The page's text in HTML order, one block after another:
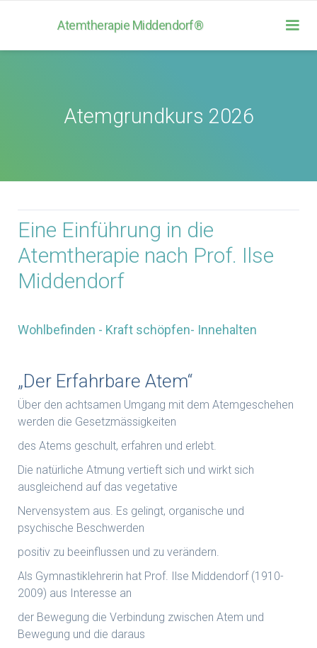
Atemtherapie Middendorf®
Atemgrundkurs 2026
Eine Einführung in die
Atemtherapie nach Prof. Ilse
Middendorf
Wohlbefinden - Kraft schöpfen- Innehalten
„Der Erfahrbare Atem“
Über den achtsamen Umgang mit dem Atemgeschehen
werden die Gesetzmässigkeiten
des Atems geschult, erfahren und erlebt.
Die natürliche Atmung vertieft sich und wirkt sich
ausgleichend auf das vegetative
Nervensystem aus. Es gelingt, organische und
psychische Beschwerden
positiv zu beeinflussen und zu verändern.
Als Gymnastiklehrerin hat Prof. Ilse Middendorf (1910-
2009) aus Interesse an
der Bewegung die Verbindung zwischen Atem und
Bewegung und die daraus